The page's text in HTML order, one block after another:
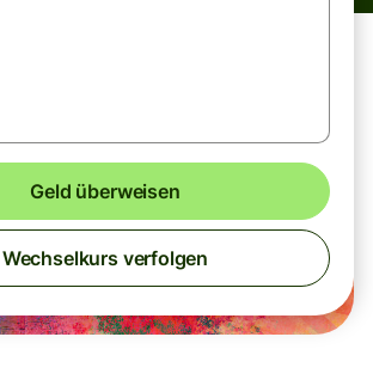
Geld überweisen
Wechselkurs verfolgen